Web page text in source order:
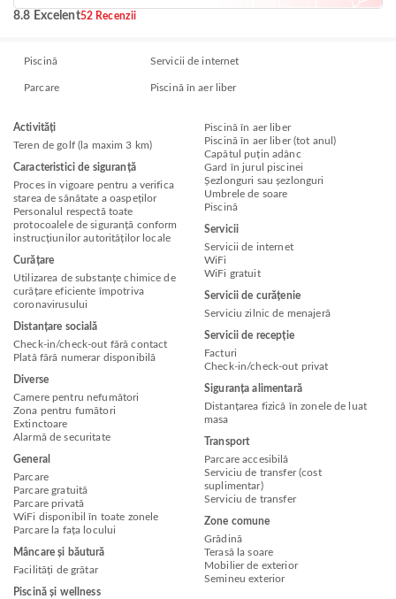
8.8 Excelent52 Recenzii
Piscină Servicii de internet
Parcare Piscină în aer liber
Activități
Teren de golf (la maxim 3 km)
Caracteristici de siguranță
Proces în vigoare pentru a verifica
starea de sănătate a oaspeților
Personalul respectă toate
protocoalele de siguranță conform
instrucțiunilor autorităților locale
Curățare
Utilizarea de substanțe chimice de
curățare eficiente împotriva
coronavirusului
Distanțare socială
Check-in/check-out fără contact
Plată fără numerar disponibilă
Diverse
Camere pentru nefumători
Zona pentru fumători
Extinctoare
Alarmă de securitate
General
Parcare
Parcare gratuită
Parcare privată
WiFi disponibil în toate zonele
Parcare la fața locului
Mâncare și băutură
Facilități de grătar
Piscină și wellness
Piscină în aer liber
Piscină în aer liber (tot anul)
Capătul puțin adânc
Gard în jurul piscinei
Șezlonguri sau șezlonguri
Umbrele de soare
Piscină
Servicii
Servicii de internet
WiFi
WiFi gratuit
Servicii de curățenie
Serviciu zilnic de menajeră
Servicii de recepție
Facturi
Check-in/check-out privat
Siguranța alimentară
Distanțarea fizică în zonele de luat
masa
Transport
Parcare accesibilă
Serviciu de transfer (cost
suplimentar)
Serviciu de transfer
Zone comune
Grădină
Terasă la soare
Mobilier de exterior
Semineu exterior